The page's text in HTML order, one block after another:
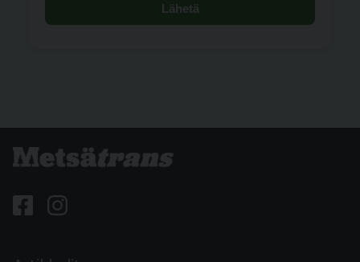
Lähetä